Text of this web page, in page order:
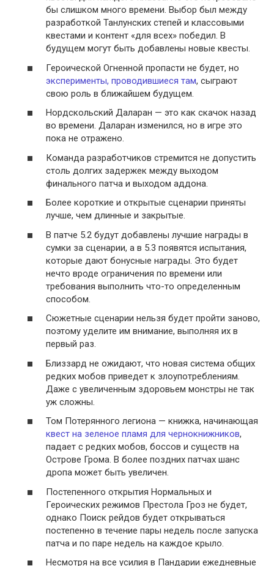
бы слишком много времени. Выбор был между
разработкой Танлунских степей и классовыми
квестами и контент «для всех» победил. В
будущем могут быть добавлены новые квесты.
Героической Огненной пропасти не будет, но
эксперименты, проводившиеся там, сыграют
свою роль в ближайшем будущем.
Нордскольский Даларан — это как скачок назад
во времени. Даларан изменился, но в игре это
пока не отражено.
Команда разработчиков стремится не допустить
столь долгих задержек между выходом
финального патча и выходом аддона.
Более короткие и открытые сценарии приняты
лучше, чем длинные и закрытые.
В патче 5.2 будут добавлены лучшие награды в
сумки за сценарии, а в 5.3 появятся испытания,
которые дают бонусные награды. Это будет
нечто вроде ограничения по времени или
требования выполнить что-то определенным
способом.
Сюжетные сценарии нельзя будет пройти заново,
поэтому уделите им внимание, выполняя их в
первый раз.
Близзард не ожидают, что новая система общих
редких мобов приведет к злоупотреблениям.
Даже с увеличенным здоровьем монстры не так
уж сложны.
Том Потерянного легиона — книжка, начинающая
квест на зеленое пламя для чернокнижников,
падает с редких мобов, боссов и существ на
Острове Грома. В более поздних патчах шанс
дропа может быть увеличен.
Постепенного открытия Нормальных и
Героических режимов Престола Гроз не будет,
однако Поиск рейдов будет открываться
постепенно в течение пары недель после запуска
патча и по паре недель на каждое крыло.
Несмотря на все усилия в Пандарии ежедневные